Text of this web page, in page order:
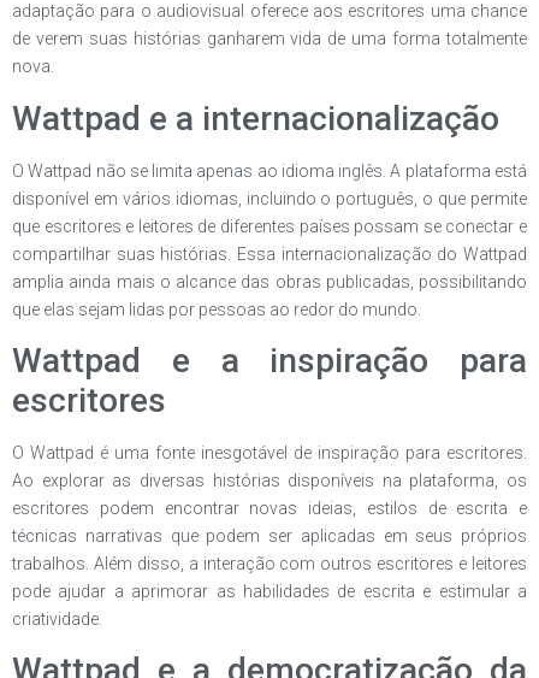
adaptação para o audiovisual oferece aos escritores uma chance
de verem suas histórias ganharem vida de uma forma totalmente
nova.
Wattpad e a internacionalização
O Wattpad não se limita apenas ao idioma inglês. A plataforma está
disponível em vários idiomas, incluindo o português, o que permite
que escritores e leitores de diferentes países possam se conectar e
compartilhar suas histórias. Essa internacionalização do Wattpad
amplia ainda mais o alcance das obras publicadas, possibilitando
que elas sejam lidas por pessoas ao redor do mundo.
Wattpad e a inspiração para
escritores
O Wattpad é uma fonte inesgotável de inspiração para escritores.
Ao explorar as diversas histórias disponíveis na plataforma, os
escritores podem encontrar novas ideias, estilos de escrita e
técnicas narrativas que podem ser aplicadas em seus próprios
trabalhos. Além disso, a interação com outros escritores e leitores
pode ajudar a aprimorar as habilidades de escrita e estimular a
criatividade.